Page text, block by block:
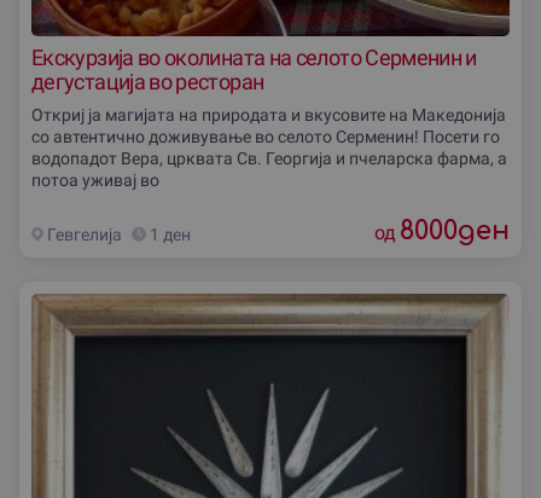
Екскурзиjа во околината на селото Серменин и
дегустација во ресторан
Откриј ја магијата на природата и вкусовите на Македонија
со автентично доживување во селото Серменин! Посети го
водопадот Вера, црквата Св. Георгија и пчеларска фарма, а
потоа уживај во
Гевгелиjа 1 ден од 8000ден